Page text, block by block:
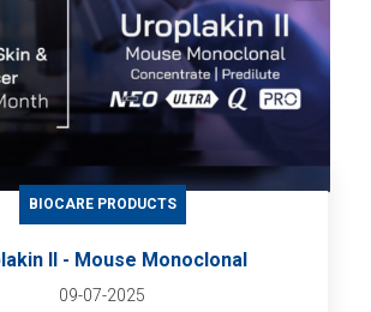
BIOCARE PRODUCTS
II - Mouse Monoclonal
09-07-2025